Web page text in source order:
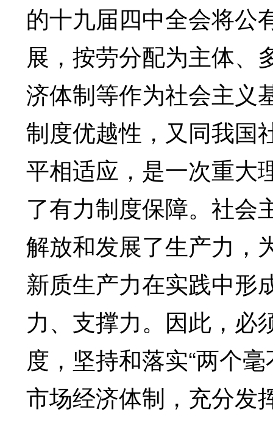
的十九届四中全会将公
展，按劳分配为主体、
济体制等作为社会主义
制度优越性，又同我国
平相适应，是一次重大
了有力制度保障。社会
解放和发展了生产力，
新质生产力在实践中形
力、支撑力。因此，必
度，坚持和落实“两个
市场经济体制，充分发